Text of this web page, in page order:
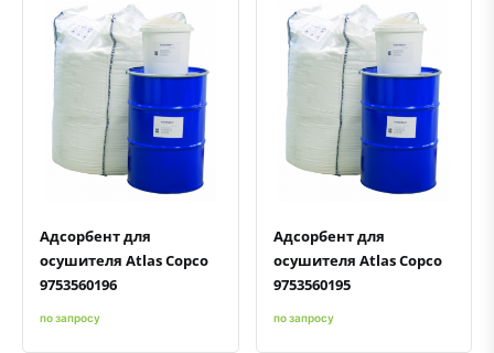
Быстрый просмотрДобавить к сравнению
Добавить в избранное
Адсорбент для
осушителя Atlas Copco
9753560196
по запросу
Быстрый просмотрДобавить к сравнению
Добавить в избранное
Адсорбент для
осушителя Atlas Copco
9753560195
по запросу